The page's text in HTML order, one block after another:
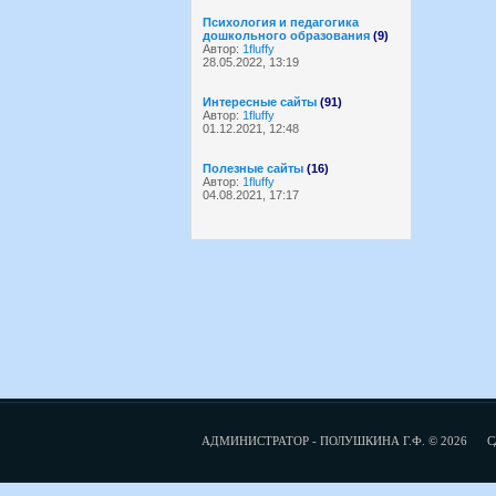
Психология и педагогика
дошкольного образования (9)
Автор: 1fluffy
28.05.2022, 13:19
Интересные сайты (91)
Автор: 1fluffy
01.12.2021, 12:48
Полезные сайты (16)
Автор: 1fluffy
04.08.2021, 17:17
АДМИНИСТРАТОР - ПОЛУШКИНА Г.Ф. © 2026